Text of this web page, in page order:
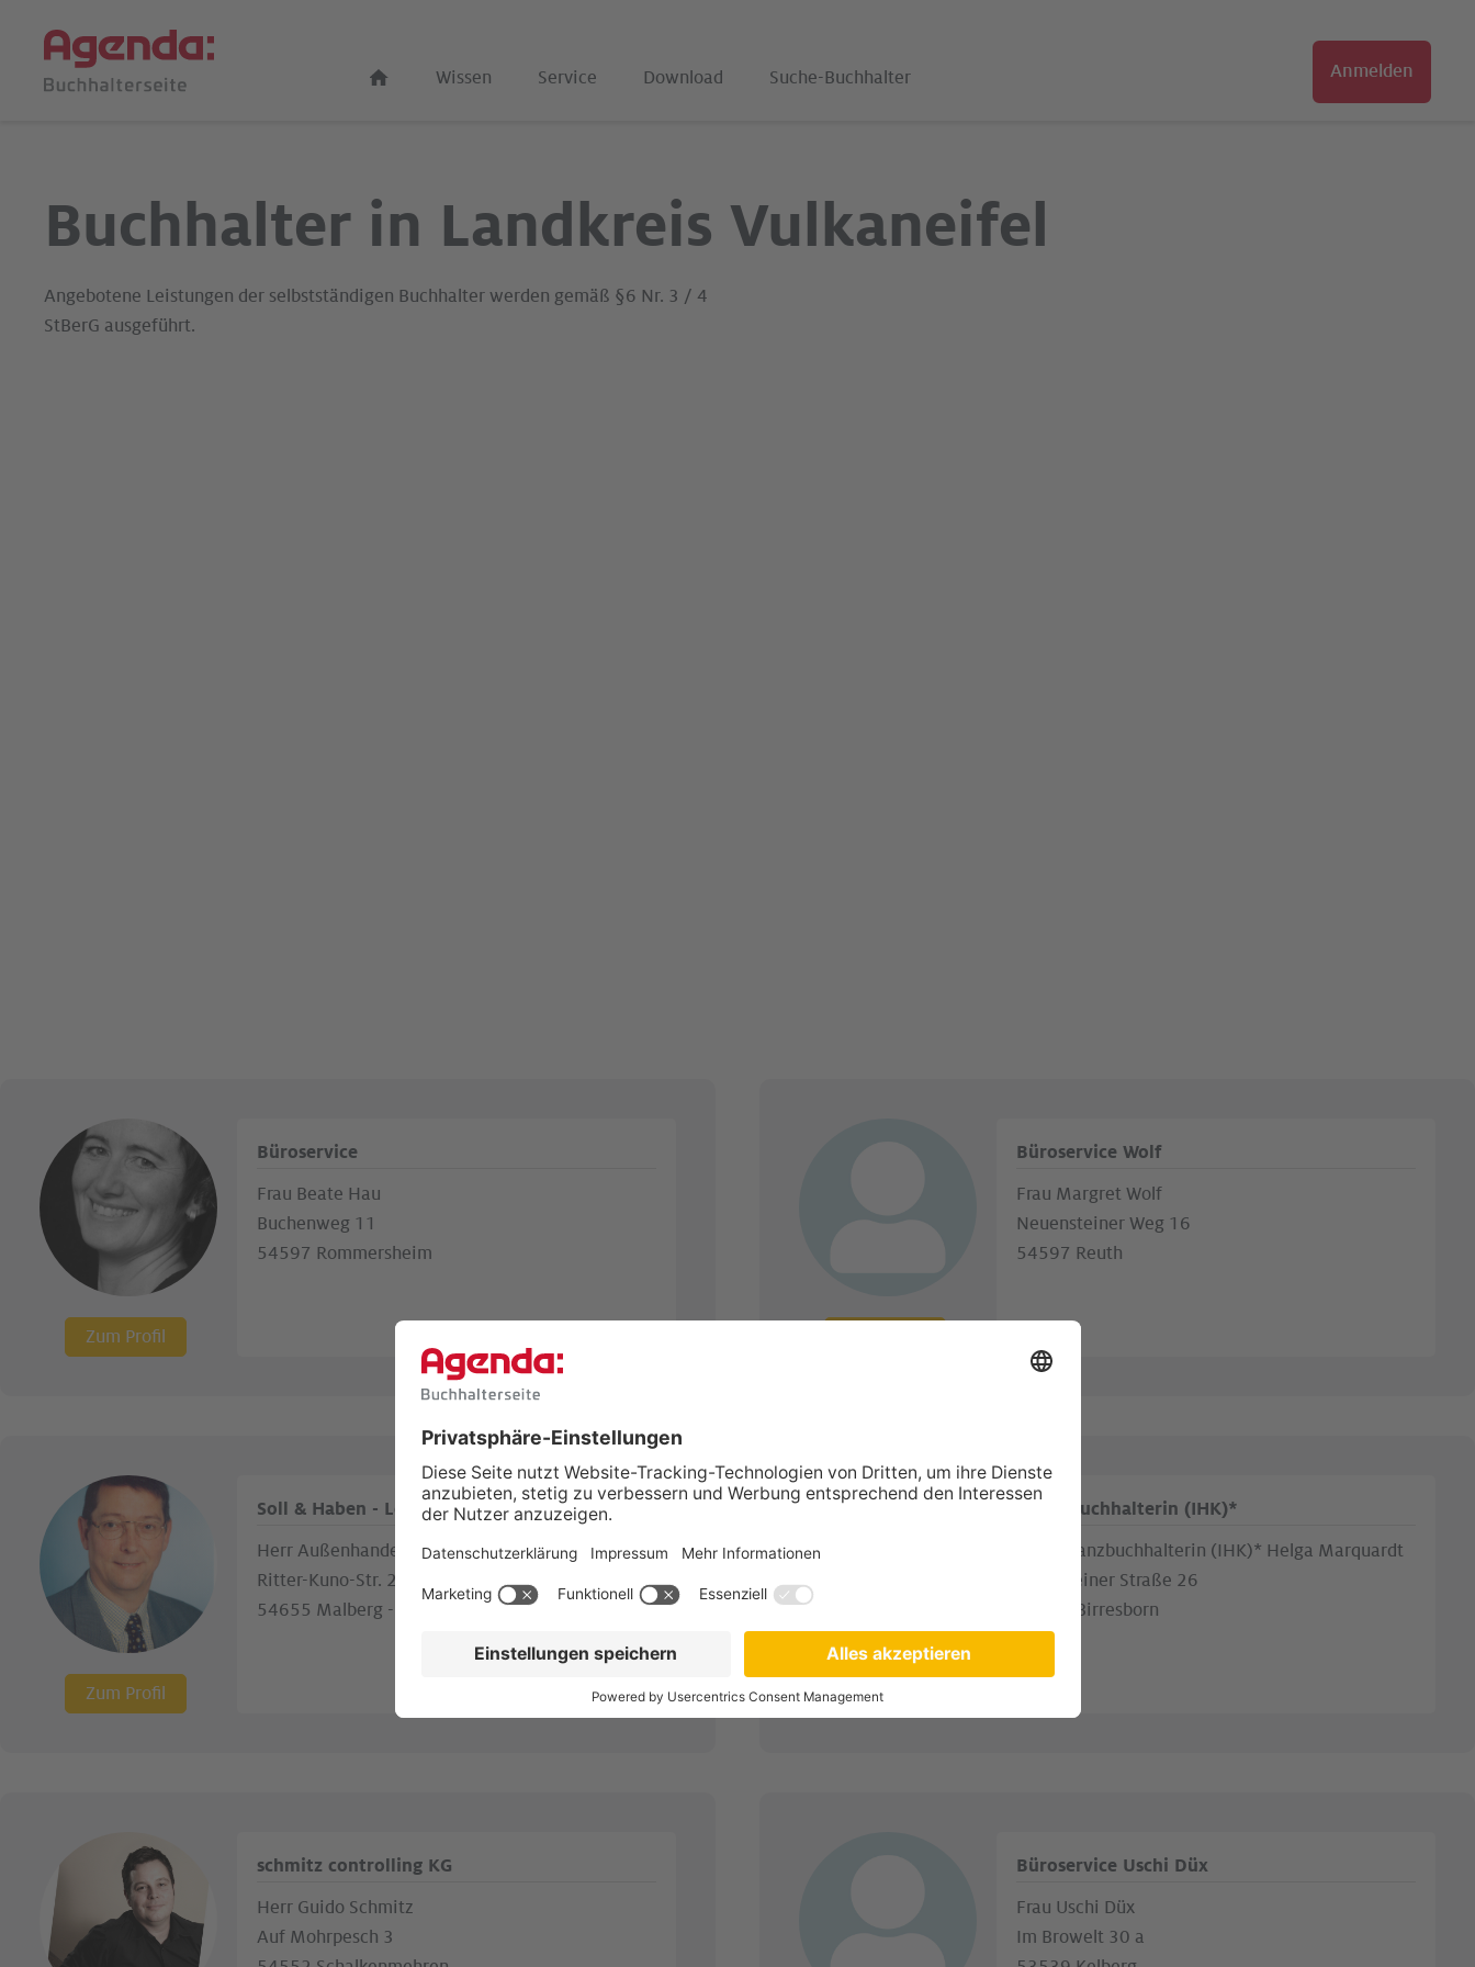
Wissen Service Download Suche-Buchhalter Anmelden
Buchhalter in Landkreis Vulkaneifel
Angebotene Leistungen der selbstständigen Buchhalter werden gemäß §6 Nr. 3 / 4
StBerG ausgeführt.
Zum Profil
Büroservice
Frau Beate Hau
Buchenweg 11
54597 Rommersheim
Büroservice Wolf
Frau Margret Wolf
Neuensteiner Weg 16
54597 Reuth
Zum Profil
Soll & Haben - Lohn & Gehalt
Herr Außenhandelsfachwirt - AfW Otto Schloß
Ritter-Kuno-Str. 24
54655 Malberg - Eifel
Zum Profil
Bilanzbuchhalterin (IHK)*
Frau Bilanzbuchhalterin (IHK)* Helga Marquardt
Gerolsteiner Straße 26
54574 Birresborn
schmitz controlling KG
Herr Guido Schmitz
Auf Mohrpesch 3
Büroservice Uschi Düx
Frau Uschi Düx
Im Browelt 30 a